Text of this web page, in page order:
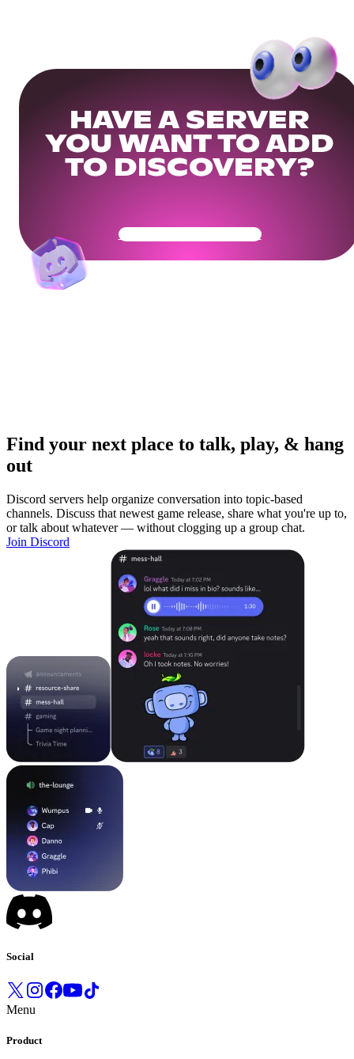
HAVE A SERVER
YOU WANT TO ADD
TO DISCOVERY?
Get Your Community Ready
Find your next place to talk, play, & hang
out
Discord servers help organize conversation into topic-based
channels. Discuss that newest game release, share what you're up to,
or talk about whatever — without clogging up a group chat.
Join Discord
Social
Menu
Product